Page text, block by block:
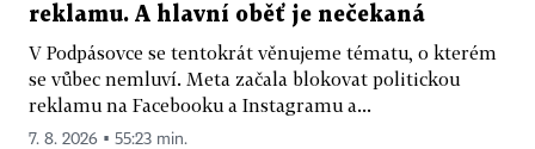
reklamu. A hlavní oběť je nečekaná
V Podpásovce se tentokrát věnujeme tématu, o kterém
se vůbec nemluví. Meta začala blokovat politickou
reklamu na Facebooku a Instagramu a...
7. 8. 2026 ▪ 55:23 min.